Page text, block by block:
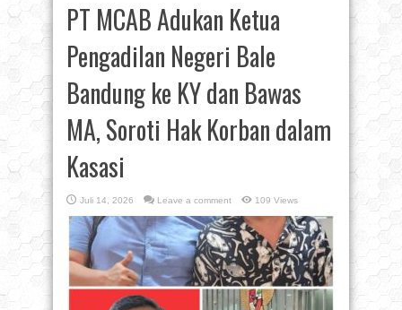
PT MCAB Adukan Ketua
Pengadilan Negeri Bale
Bandung ke KY dan Bawas
MA, Soroti Hak Korban dalam
Kasasi
Juli 14, 2026 Leave a comment 109 Views